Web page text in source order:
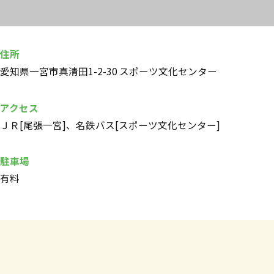
住所
愛知県一宮市真清田1-2-30 スポーツ文化センター
アクセス
ＪＲ[尾張一宮]、名鉄バス[スポーツ文化センター]
駐車場
有料